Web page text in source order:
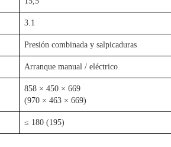
3.1
Presión combinada y salpicaduras
Arranque manual / eléctrico
858 × 450 × 669
(970 × 463 × 669)
≤ 180 (195)